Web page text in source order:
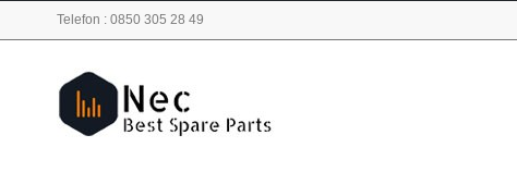
Telefon : 0850 305 28 49